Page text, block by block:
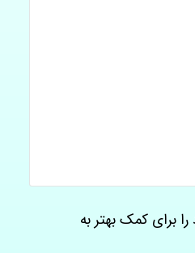
برای کمک بهتر به